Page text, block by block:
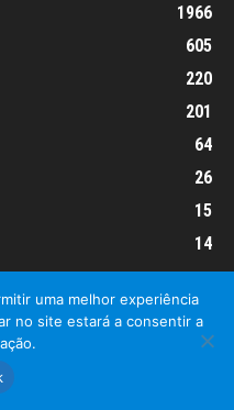
1966
605
220
201
64
26
15
14
by algarIT.pt
os direitos reservados.
uma melhor experiência
no site estará a consentir a